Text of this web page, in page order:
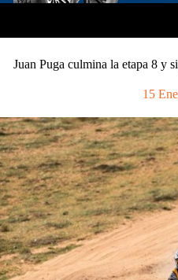
Juan Puga culmina la etapa 8 y
15